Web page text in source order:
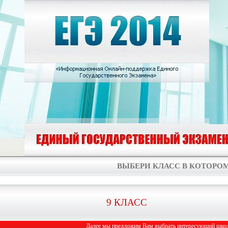
ВЫБЕРИ КЛАСС В
9 КЛАСС
Далее мы предложим Вам выбрать интересующий